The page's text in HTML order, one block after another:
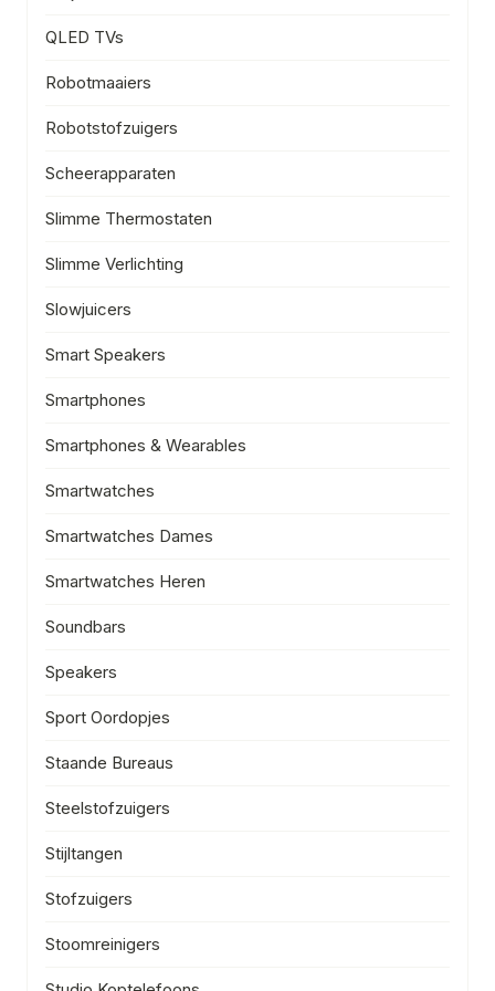
QLED TVs
Robotmaaiers
Robotstofzuigers
Scheerapparaten
Slimme Thermostaten
Slimme Verlichting
Slowjuicers
Smart Speakers
Smartphones
Smartphones & Wearables
Smartwatches
Smartwatches Dames
Smartwatches Heren
Soundbars
Speakers
Sport Oordopjes
Staande Bureaus
Steelstofzuigers
Stijltangen
Stofzuigers
Stoomreinigers